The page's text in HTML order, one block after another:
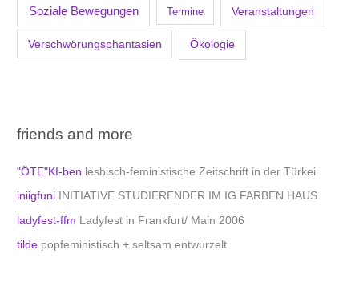
Soziale Bewegungen Termine Veranstaltungen
Verschwörungsphantasien Ökologie
friends and more
"ÖTE"KI-ben lesbisch-feministische Zeitschrift in der Türkei
iniigfuni INITIATIVE STUDIERENDER IM IG FARBEN HAUS
ladyfest-ffm Ladyfest in Frankfurt/ Main 2006
tilde popfeministisch + seltsam entwurzelt